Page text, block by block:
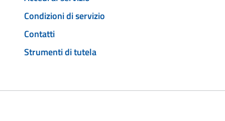
Condizioni di servizio
Contatti
Strumenti di tutela